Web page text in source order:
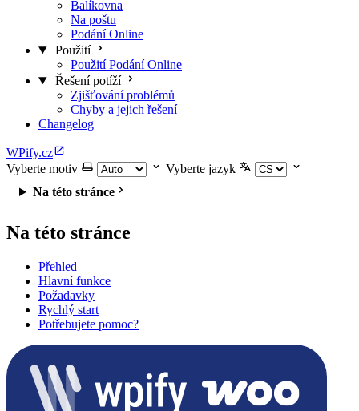
Balíkovna
Na poštu
Podání Online
Použití
Použití Podání Online
Řešení potíží
Zjišťování problémů
Chyby a jejich řešení
Changelog
WPify.cz
Vyberte motiv
Vyberte jazyk
Na této stránce
Na této stránce
Přehled
Hlavní funkce
Požadavky
Rychlý start
Potřebujete pomoc?